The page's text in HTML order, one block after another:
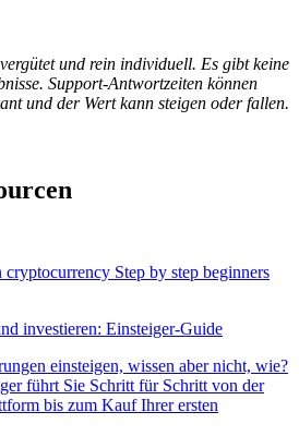
und rein individuell. Es gibt keine
Support-Antwortzeiten können
und der Wert kann steigen oder fallen.
investieren: Einsteiger-Guide
einsteigen, wissen aber nicht, wie?
führt Sie Schritt für Schritt von der
bis zum Kauf Ihrer ersten